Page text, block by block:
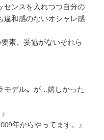
センスを入れつつ自分の
違和感のないオシャレ感
素、妥協がないそれら
モデル〟が…嬉しかった
年からやってます。』